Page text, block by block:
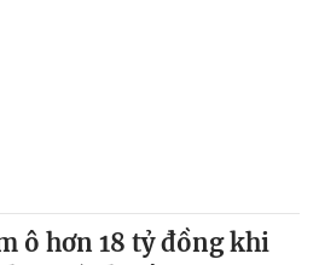
Podcast
ô hơn 18 tỷ đồng khi